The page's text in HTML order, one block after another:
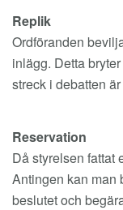
Replik
Ordföranden
inlägg. Detta
streck i debatten
Reservation
Då styrelsen fattat
Antingen kan man
beslutet och